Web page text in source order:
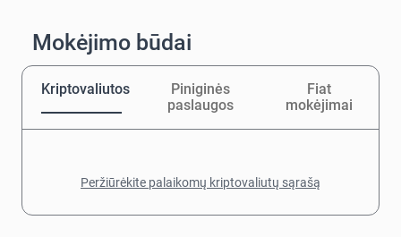
Mokėjimo būdai
Kriptovaliutos
Piniginės
paslaugos
Fiat
mokėjimai
Peržiūrėkite palaikomų kriptovaliutų sąrašą